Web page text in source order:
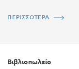
ΠΕΡΙΣΣΟΤΕΡΑ
Βιβλιοπωλείο